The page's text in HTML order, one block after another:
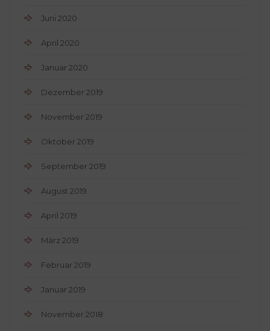
Juni 2020
April 2020
Januar 2020
Dezember 2019
November 2019
Oktober 2019
September 2019
August 2019
April 2019
März 2019
Februar 2019
Januar 2019
November 2018